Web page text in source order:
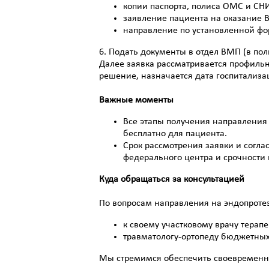
копии паспорта, полиса ОМС и
заявление пациента на оказание
направление по установленной
6. Подать документы в отдел ВМП (в
Далее заявка рассматривается
решение, назначается дата
Важные моменты
Все этапы получения
бесплатно для пациента.
Срок рассмотрения заявки и
федерального центра и срочности
Куда обращаться за консультацией
По вопросам направления на
к своему участковому врачу
травматологу-ортопеду
Мы стремимся обеспечить